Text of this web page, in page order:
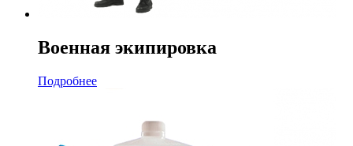
Военная экипировка
Подробнее